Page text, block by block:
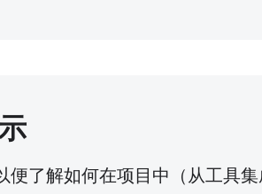
便了解如何在项目中（从工具